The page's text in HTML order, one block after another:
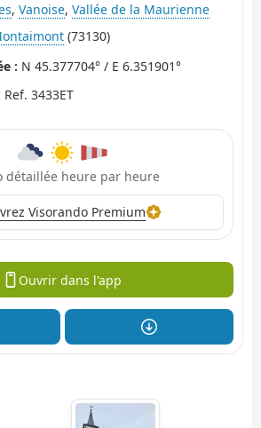
, Vanoise, Vallée de la Maurienne
(73130)
: N 45.377704° / E 6.351901°
Ref. 3433ET
détaillée heure par heure
Visorando Premium
Ouvrir dans l'app